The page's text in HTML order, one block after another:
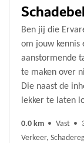
Ben jij die
om jouw kennis
aanstormende
te maken over
Die naast de
lekker te laten
0.0 km Vast
Verkeer,